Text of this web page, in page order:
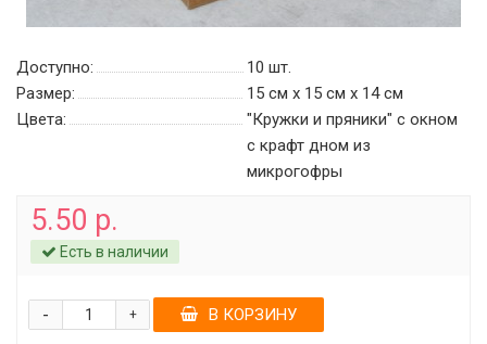
Доступно: 10 шт.
Размер:
15 см х 15 см х 14 см
Цвета:
"Кружки и пряники" с окном
c крафт дном из
микрогофры
5.50 р.
Есть в наличии
+
- В КОРЗИНУ